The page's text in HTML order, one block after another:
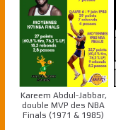
Kareem Abdul-Jabbar,
double MVP des NBA
Finals (1971 & 1985)